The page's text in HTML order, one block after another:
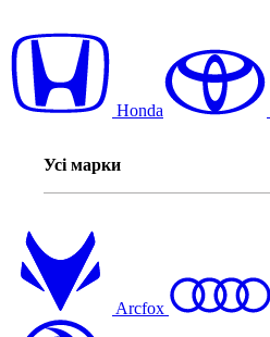
Honda
Усі марки
Arcfox